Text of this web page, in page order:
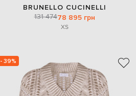
BRUNELLO CUCINELLI
131 47478 895 грн
XS
- 39%